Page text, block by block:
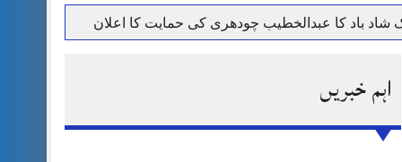
کی پریس کانفرنس
اہم خبریں